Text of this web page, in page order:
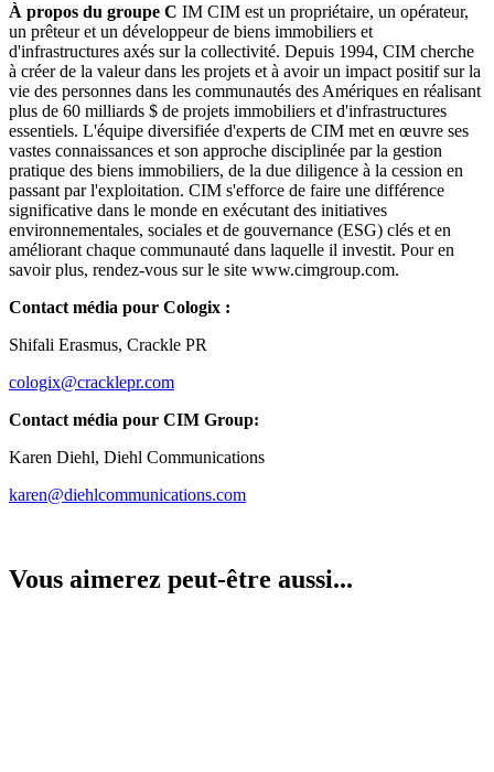
À propos du groupe C IM CIM est un propriétaire, un opérateur,
un prêteur et un développeur de biens immobiliers et
d'infrastructures axés sur la collectivité. Depuis 1994, CIM cherche
à créer de la valeur dans les projets et à avoir un impact positif sur la
vie des personnes dans les communautés des Amériques en réalisant
plus de 60 milliards $ de projets immobiliers et d'infrastructures
essentiels. L'équipe diversifiée d'experts de CIM met en œuvre ses
vastes connaissances et son approche disciplinée par la gestion
pratique des biens immobiliers, de la due diligence à la cession en
passant par l'exploitation. CIM s'efforce de faire une différence
significative dans le monde en exécutant des initiatives
environnementales, sociales et de gouvernance (ESG) clés et en
améliorant chaque communauté dans laquelle il investit. Pour en
savoir plus, rendez-vous sur le site www.cimgroup.com.
Contact média pour Cologix :
Shifali Erasmus, Crackle PR
cologix@cracklepr.com
Contact média pour CIM Group:
Karen Diehl, Diehl Communications
karen@diehlcommunications.com
Vous aimerez peut-être aussi...